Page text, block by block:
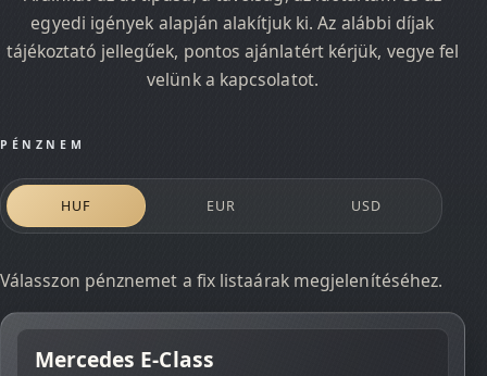
egyedi igények alapján alakítjuk ki. Az alábbi díjak
tájékoztató jellegűek, pontos ajánlatért kérjük, vegye fel
velünk a kapcsolatot.
PÉNZNEM
HUF EUR USD
Válasszon pénznemet a fix listaárak megjelenítéséhez.
Mercedes E-Class